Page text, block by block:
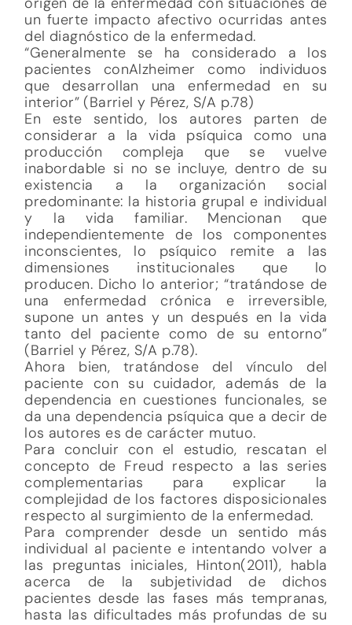
un fuerte impacto afectivo ocurridas antes
del diagnóstico de la enfermedad.
“Generalmente se ha considerado a los
pacientes conAlzheimer como individuos
que desarrollan una enfermedad en su
interior” (Barriel y Pérez, S/A p.78)
En este sentido, los autores parten de
considerar a la vida psíquica como una
producción compleja que se vuelve
inabordable si no se incluye, dentro de su
existencia a la organización social
predominante: la historia grupal e individual
y la vida familiar. Mencionan que
independientemente de los componentes
inconscientes, lo psíquico remite a las
dimensiones institucionales que lo
producen. Dicho lo anterior; “tratándose de
una enfermedad crónica e irreversible,
supone un antes y un después en la vida
tanto del paciente como de su entorno”
(Barriel y Pérez, S/A p.78).
Ahora bien, tratándose del vínculo del
paciente con su cuidador, además de la
dependencia en cuestiones funcionales, se
da una dependencia psíquica que a decir de
los autores es de carácter mutuo.
Para concluir con el estudio, rescatan el
concepto de Freud respecto a las series
complementarias para explicar la
complejidad de los factores disposicionales
respecto al surgimiento de la enfermedad.
Para comprender desde un sentido más
individual al paciente e intentando volver a
las preguntas iniciales, Hinton(2011), habla
acerca de la subjetividad de dichos
pacientes desde las fases más tempranas,
hasta las dificultades más profundas de su